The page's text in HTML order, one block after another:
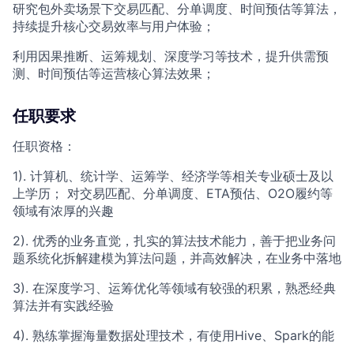
研究包外卖场景下交易匹配、分单调度、时间预估等算法，
持续提升核心交易效率与用户体验；
利用因果推断、运筹规划、深度学习等技术，提升供需预
测、时间预估等运营核心算法效果；
任职要求
任职资格：
1). 计算机、统计学、运筹学、经济学等相关专业硕士及以
上学历； 对交易匹配、分单调度、ETA预估、O2O履约等
领域有浓厚的兴趣
2). 优秀的业务直觉，扎实的算法技术能力，善于把业务问
题系统化拆解建模为算法问题，并高效解决，在业务中落地
3). 在深度学习、运筹优化等领域有较强的积累，熟悉经典
算法并有实践经验
4). 熟练掌握海量数据处理技术，有使用Hive、Spark的能